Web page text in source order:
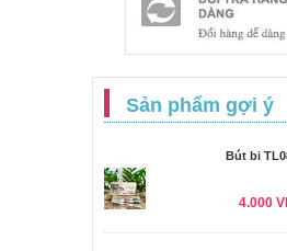
Sản phẩm gợi ý
Bút bi
4.000